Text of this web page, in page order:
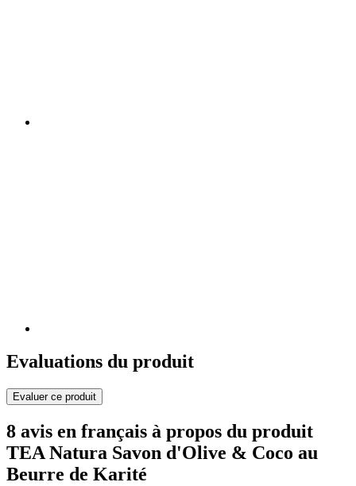
Evaluations du produit
Evaluer ce produit
8 avis en français à propos du produit
TEA Natura Savon d'Olive & Coco au
Beurre de Karité